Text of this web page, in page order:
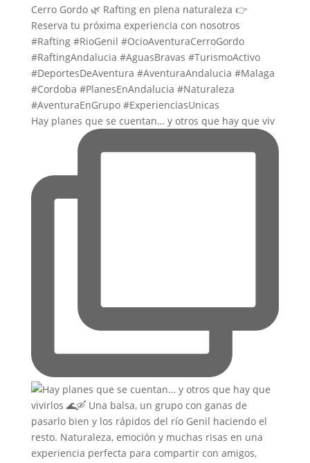
Hay planes que se cuentan… y otros que hay que viv